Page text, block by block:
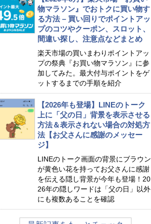
物マラソン』でおトクに買い物す
る方法 – 買い回りでポイントアッ
プのコツやクーポン、スロット、
間違い探し、注意点などまとめ
楽天市場の買いまわりポイントアッ
プの祭典『お買い物マラソン』に参
加してみた。最大付与ポイントをゲ
ットするまでの手順を紹介
【2026年も登場】LINEのトーク
上に「父の日」背景を表示させる
方法＆表示されない場合の対処方
法【お父さんに感謝のメッセー
ジ】
LINEのトーク画面の背景にブラウン
が黄色い花を持ってお父さんに感謝
を伝える隠し背景が今年も登場！20
26年の隠しワードは「父の日」以外
にも複数あることを確認